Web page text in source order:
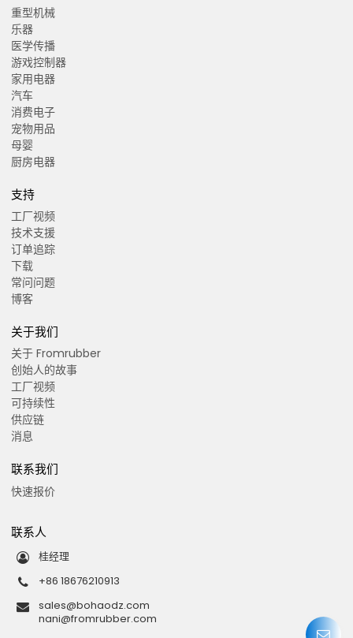
重型机械
乐器
医学传播
游戏控制器
家用电器
汽车
消费电子
宠物用品
母婴
厨房电器
支持
工厂视频
技术支援
订单追踪
下载
常问问题
博客
关于我们
关于 Fromrubber
创始人的故事
工厂视频
可持续性
供应链
消息
联系我们
快速报价
联系人
桂经理
+86 18676210913
sales@bohaodz.com
nani@fromrubber.com